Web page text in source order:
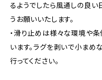
るようでしたら風通しの良い
うお願いいたします。
・滑り止めは様々な環境や
います。ラグを剥いで小まめ
行ってください。